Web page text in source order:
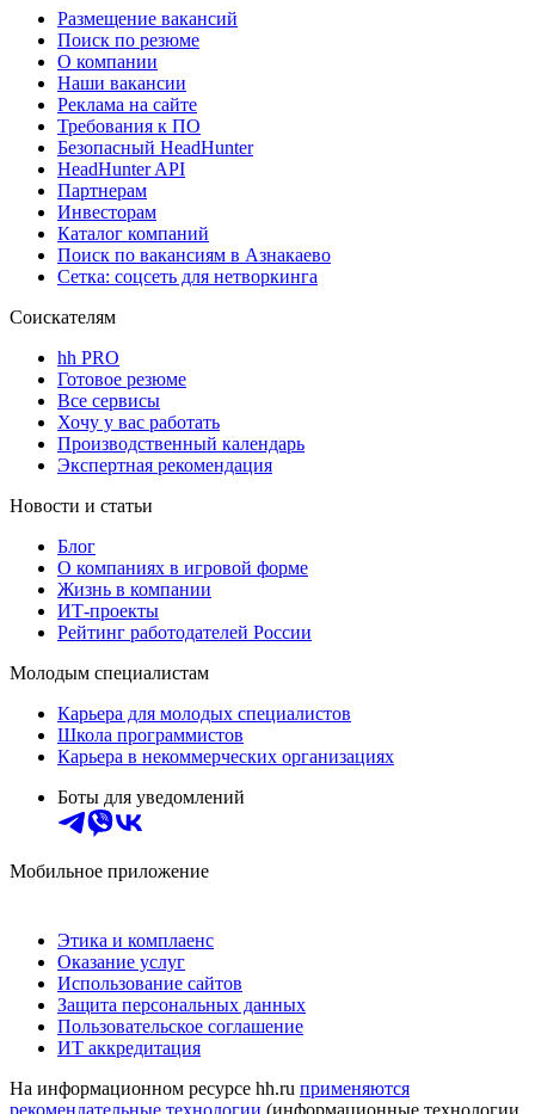
Размещение вакансий
Поиск по резюме
О компании
Наши вакансии
Реклама на сайте
Требования к ПО
Безопасный HeadHunter
HeadHunter API
Партнерам
Инвесторам
Каталог компаний
Поиск по вакансиям в Азнакаево
Сетка: соцсеть для нетворкинга
Соискателям
hh PRO
Готовое резюме
Все сервисы
Хочу у вас работать
Производственный календарь
Экспертная рекомендация
Новости и статьи
Блог
О компаниях в игровой форме
Жизнь в компании
ИТ-проекты
Рейтинг работодателей России
Молодым специалистам
Карьера для молодых специалистов
Школа программистов
Карьера в некоммерческих организациях
Боты для уведомлений
Мобильное приложение
Этика и комплаенс
Оказание услуг
Использование сайтов
Защита персональных данных
Пользовательское соглашение
ИТ аккредитация
На информационном ресурсе hh.ru применяются
рекомендательные технологии (информационные технологии